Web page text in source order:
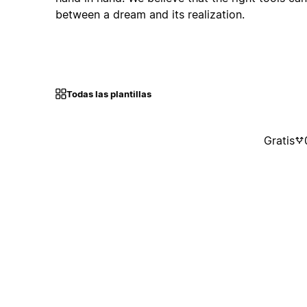
between a dream and its realization.
Todas las plantillas
Gratis